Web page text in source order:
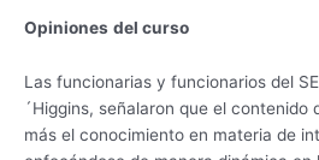
Opiniones del curso
Las funcionarias y funcionarios del
´Higgins, señalaron que el contenido
más el conocimiento en materia de